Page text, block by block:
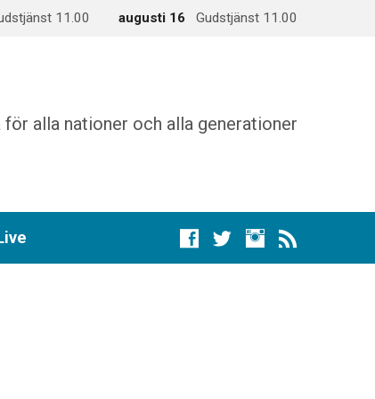
11.00 augusti 16 Gudstjänst 11.00
för alla nationer och alla generationer